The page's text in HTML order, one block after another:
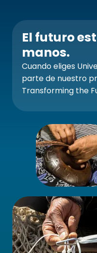
El futuro
manos.
Cuando eliges
parte de nuestro
Transforming the